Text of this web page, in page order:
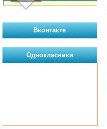
Вконтакте
Однокласники